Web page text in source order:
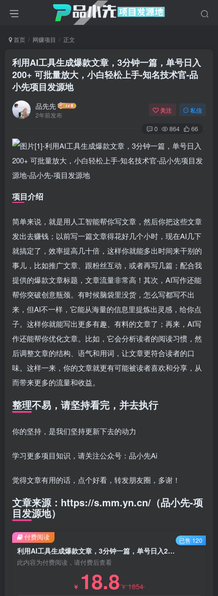
首页 网赚项目 正文
利用AI工具生成爆款文章，3分钟一篇，单号日入
200+ 可批量放大，小白轻松上手-知名技术官-品
小先项目发源地
品先先
2年前发布
关注 私信
0 864 66
项目介绍
简单来说，就是用人工智能帮你写文章，然后你把这些文章
发出去赚钱；以前写一篇文章得花好几个小时，现在AI几下
就搞定了，效率提高几十倍，这样你就能多出时间来干别的
事儿，比如推广文章、跟粉丝互动，或者再写几篇；配合我
提供的爆款文章标题，文章流量非常高！其次，AI写作还能
帮你突破创意瓶颈。有时候脑袋里没货，怎么写都写不出
来，但AI不一样，它能从海量的信息里提炼出灵感，给你点
子。这样你就能写出更多有趣、有料的文章了；再来，AI写
作还能帮你优化文章。比如，它会分析读者的阅读习惯，然
后调整文章的结构、语气和用词，让文章更符合读者的口
味。这样一来，你的文章就更有可能被读者喜欢和分享，从
而带来更多的流量和收益。
整理不易，请坚持看完，并去执行
你的坚持，是我们坚持更新下去的动力
学习更多项目知识，请关注公众号：品小先Ai
觉得文章有用的话，点个好看，转发朋友圈，多谢！
文章来源：https://s.mm.yn.cn/（品小先-项
目发源地）
利用AI工具生成爆款文章，3分钟一篇，单号日入200+ 可批量放大，小白轻松上手-知名技术官
此内容为付费阅读，请付费后查看
￥ 18.8￥1854
付费阅读 已售 120